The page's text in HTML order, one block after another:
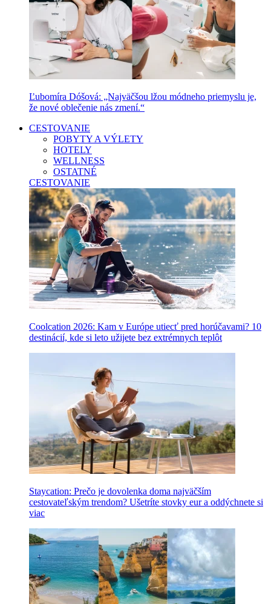
Ľubomíra Dóšová: „Najväčšou lžou módneho priemyslu je,
že nové oblečenie nás zmení.“
CESTOVANIE
POBYTY A VÝLETY
HOTELY
WELLNESS
OSTATNÉ
CESTOVANIE
Coolcation 2026: Kam v Európe utiecť pred horúčavami? 10
destinácií, kde si leto užijete bez extrémnych teplôt
Staycation: Prečo je dovolenka doma najväčším
cestovateľským trendom? Ušetríte stovky eur a oddýchnete si
viac